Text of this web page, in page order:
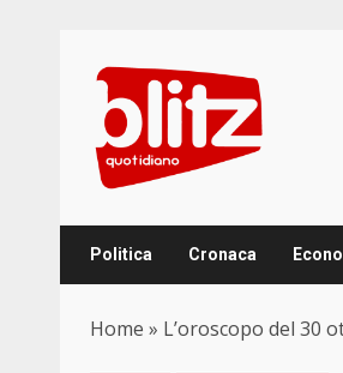
content
Politica Cronaca
Home » L’oroscopo del 30